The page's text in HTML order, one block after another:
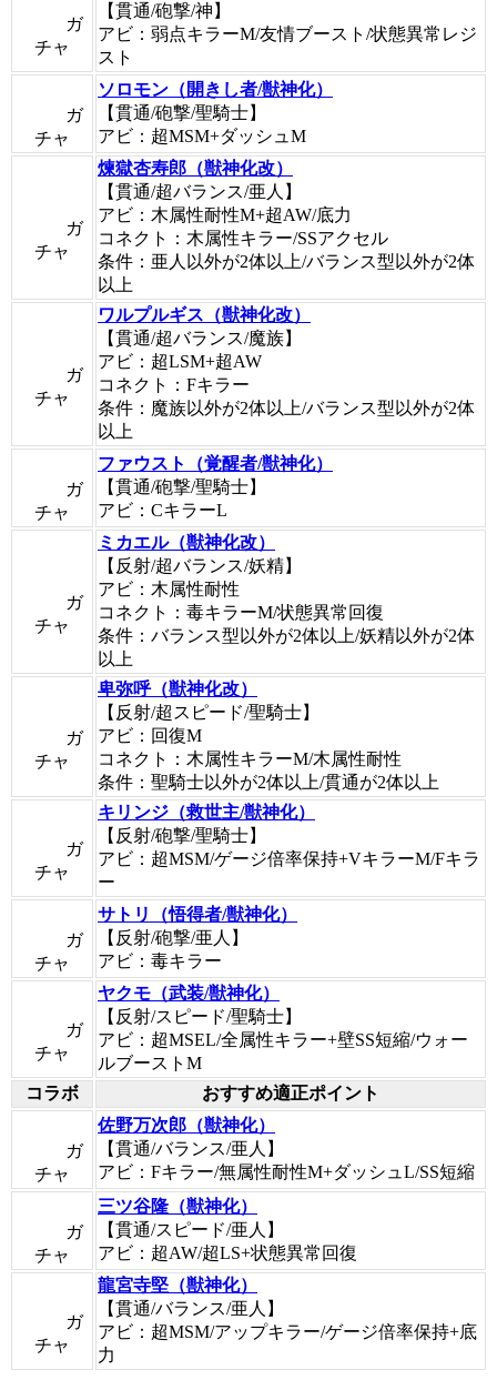
ガ
チャ
【貫通/砲撃/神】
アビ：弱点キラーM/友情ブースト/状態異常レジ
スト
ガ
チャ
ソロモン（開きし者/獣神化）
【貫通/砲撃/聖騎士】
アビ：超MSM+ダッシュM
ガ
チャ
煉獄杏寿郎（獣神化改）
【貫通/超バランス/亜人】
アビ：木属性耐性M+超AW/底力
コネクト：木属性キラー/SSアクセル
条件：亜人以外が2体以上/バランス型以外が2体
以上
ガ
チャ
ワルプルギス（獣神化改）
【貫通/超バランス/魔族】
アビ：超LSM+超AW
コネクト：Fキラー
条件：魔族以外が2体以上/バランス型以外が2体
以上
ガ
チャ
ファウスト（覚醒者/獣神化）
【貫通/砲撃/聖騎士】
アビ：CキラーL
ガ
チャ
ミカエル（獣神化改）
【反射/超バランス/妖精】
アビ：木属性耐性
コネクト：毒キラーM/状態異常回復
条件：バランス型以外が2体以上/妖精以外が2体
以上
ガ
チャ
卑弥呼（獣神化改）
【反射/超スピード/聖騎士】
アビ：回復M
コネクト：木属性キラーM/木属性耐性
条件：聖騎士以外が2体以上/貫通が2体以上
ガ
チャ
キリンジ（救世主/獣神化）
【反射/砲撃/聖騎士】
アビ：超MSM/ゲージ倍率保持+VキラーM/Fキラ
ー
ガ
チャ
サトリ（悟得者/獣神化）
【反射/砲撃/亜人】
アビ：毒キラー
ガ
チャ
ヤクモ（武装/獣神化）
【反射/スピード/聖騎士】
アビ：超MSEL/全属性キラー+壁SS短縮/ウォー
ルブーストM
コラボ
おすすめ適正ポイント
ガ
チャ
佐野万次郎（獣神化）
【貫通/バランス/亜人】
アビ：Fキラー/無属性耐性M+ダッシュL/SS短縮
ガ
チャ
三ツ谷隆（獣神化）
【貫通/スピード/亜人】
アビ：超AW/超LS+状態異常回復
ガ
チャ
龍宮寺堅（獣神化）
【貫通/バランス/亜人】
アビ：超MSM/アップキラー/ゲージ倍率保持+底
力